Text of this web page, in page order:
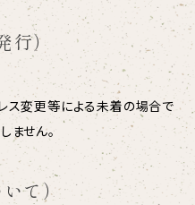
行）
ス変更等による未着の場合で
ません。
て）